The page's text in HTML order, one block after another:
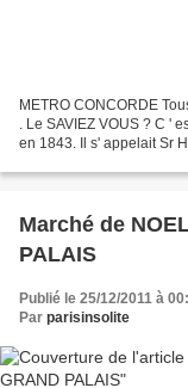
METRO CONCORDE
. Le SAVIEZ VOUS ? C '
en 1843. Il s' appelait Sr
Marché de
PALAIS
Publié le 25/12/2011 à
Par parisinsolite